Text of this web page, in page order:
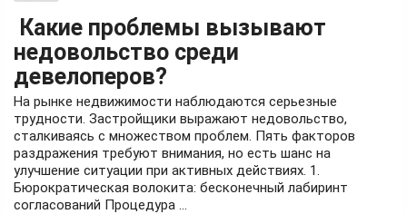
Какие проблемы вызывают
недовольство среди
девелоперов?
На рынке недвижимости наблюдаются серьезные
трудности. Застройщики выражают недовольство,
сталкиваясь с множеством проблем. Пять факторов
раздражения требуют внимания, но есть шанс на
улучшение ситуации при активных действиях. 1.
Бюрократическая волокита: бесконечный лабиринт
согласований Процедура ...